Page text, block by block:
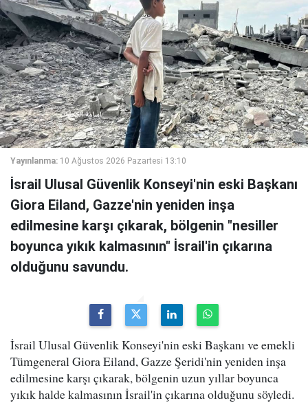
Yayınlanma: 10 Ağustos 2026 Pazartesi 13:10
İsrail Ulusal Güvenlik Konseyi'nin eski Başkanı
Giora Eiland, Gazze'nin yeniden inşa
edilmesine karşı çıkarak, bölgenin "nesiller
boyunca yıkık kalmasının" İsrail'in çıkarına
olduğunu savundu.
İsrail Ulusal Güvenlik Konseyi'nin eski Başkanı ve emekli
Tümgeneral Giora Eiland, Gazze Şeridi'nin yeniden inşa
edilmesine karşı çıkarak, bölgenin uzun yıllar boyunca
yıkık halde kalmasının İsrail'in çıkarına olduğunu söyledi.